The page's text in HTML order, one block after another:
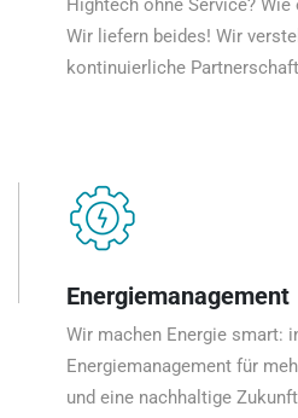
Hightech ohne Service?
Wir liefern beides! Wir
kontinuierliche
Energiemanagement
Wir machen Energie smart:
Energiemanagement für
und eine nachhaltige